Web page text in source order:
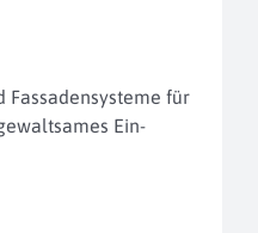
Fassaden­systeme für
Ein­